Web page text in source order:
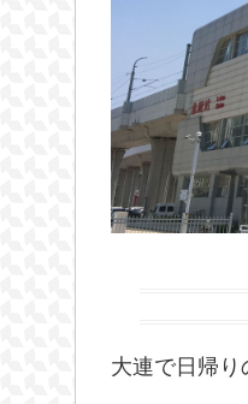
大連で日帰り